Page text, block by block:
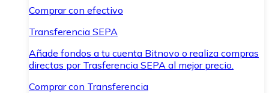
Comprar con efectivo
Transferencia SEPA
Añade fondos a tu cuenta Bitnovo o realiza compras
directas por Trasferencia SEPA al mejor precio.
Comprar con Transferencia